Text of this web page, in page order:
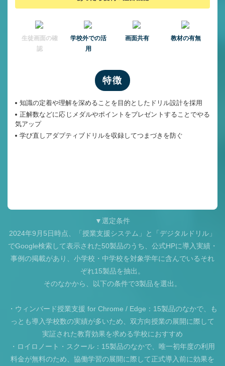
⽣徒画⾯の確
認
学校外での活
用
画面共有 教材の有無
特徴
知識の定着や理解を深めることを目的としたドリル設計を採用
正解数などに応じメダルやポイントをプレゼントすることでやる
気アップ
学び直しアダプティブドリルを収録してつまづきを防ぐ
▼選定条件
2024年9月5日時点、「授業支援システム」と「デジタルドリル」
でGoogle検索して表示された50製品のうち、公式HPに導入実績・
事例の掲載があり、小学校・中学校を対象学年に含んでいるそれ
ぞれ15製品を抽出。
そのなかから、以下の条件で3製品を選出。
・ウィンバード授業支援 for Chrome / Edge：15製品のなかで、も
っとも導入学校数の実績が多いため、双方向授業の展開に際して
実証された教育効果を求める学校におすすめ
・ロイロノート・スクール：15製品のなかで、唯一初年度の利用
料金が無料のため、協働学習の展開に際して正式導入前に効果を